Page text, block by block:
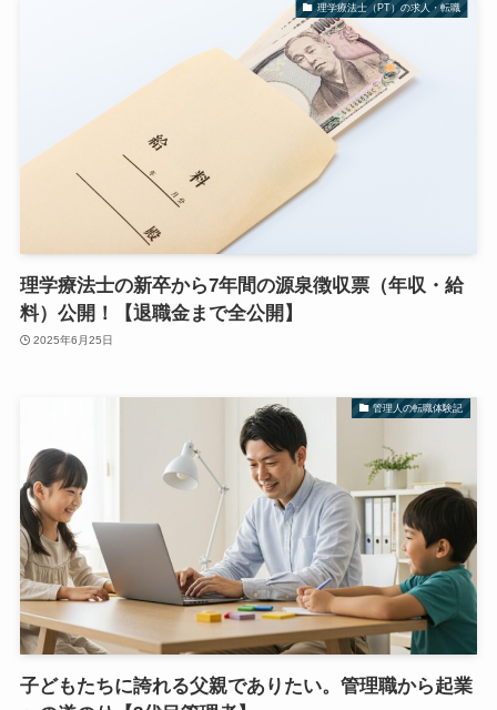
理学療法士（PT）の求人・転職
理学療法士の新卒から7年間の源泉徴収票（年収・給
料）公開！【退職金まで全公開】
2025年6月25日
管理人の転職体験記
子どもたちに誇れる父親でありたい。管理職から起業